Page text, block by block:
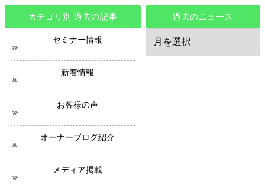
カテゴリ別 過去の記事
セミナー情報
新着情報
お客様の声
オーナーブログ紹介
メディア掲載
過去のニュース
の